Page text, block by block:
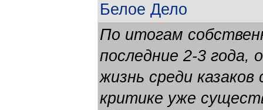
Белое Дело
По итогам
последние 2-3 года,
жизнь среди
критике уже